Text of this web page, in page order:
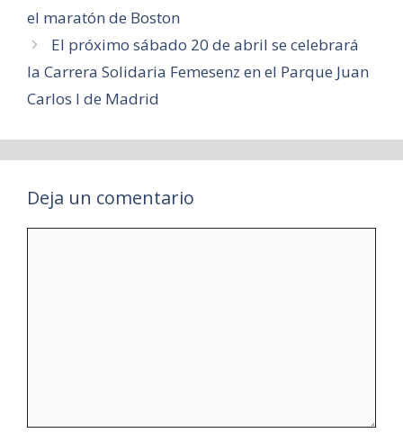
el maratón de Boston
El próximo sábado 20 de abril se celebrará
la Carrera Solidaria Femesenz en el Parque Juan
Carlos I de Madrid
Deja un comentario